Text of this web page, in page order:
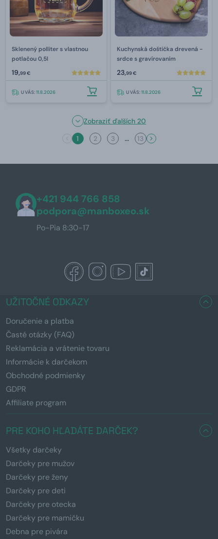
Sklenený polliter s vlastnou
potlačou 0,5l
19,99 €
U VÁS:11.8.2026
Kuchynská doštička drevená -
srdce s gravírovaním
23,99 €
U VÁS:11.8.2026
Zobraziť ďalších 20
1
2 3 ... 13
+421 944 766 858
podpora@manboxeo.sk
Po-Pia 8:30-17
UŽITOČNÉ ODKAZY
Doručenie a platba
Časté otázky (FAQ)
Reklamácia a vrátenie tovaru
Informácie k darčekom
Obchodné podmienky
GDPR
Affiliate program
PRE KOHO HĽADÁTE DARČEK?
Všetky darčeky
Darčeky pre mužov
Darčeky pre ženy
Darčeky pre deti
Darčeky pre otecka
Darčeky pre mamičku
Debna pre pivára